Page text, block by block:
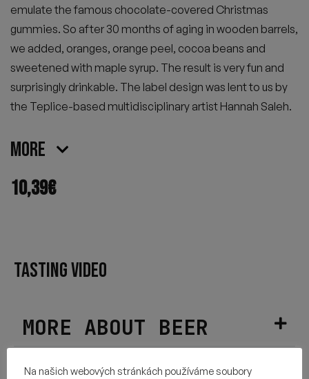
emulate the famous chocolate-covered Christmas
gummies. So after 30 months of aging in wooden barrels,
we added, oranges, orange peel, cocoa beans and
sweetened with maple syrup. The result is very fun and
surprisingly drinkable. The label design was lent to us by
the Teplice-based multidisciplinary artist Hannah Saleh.
More
10,39€
MORE ABOUT BEER
HOPS USED
TASTING VIDEO
Na našich webových stránkách používáme soubory